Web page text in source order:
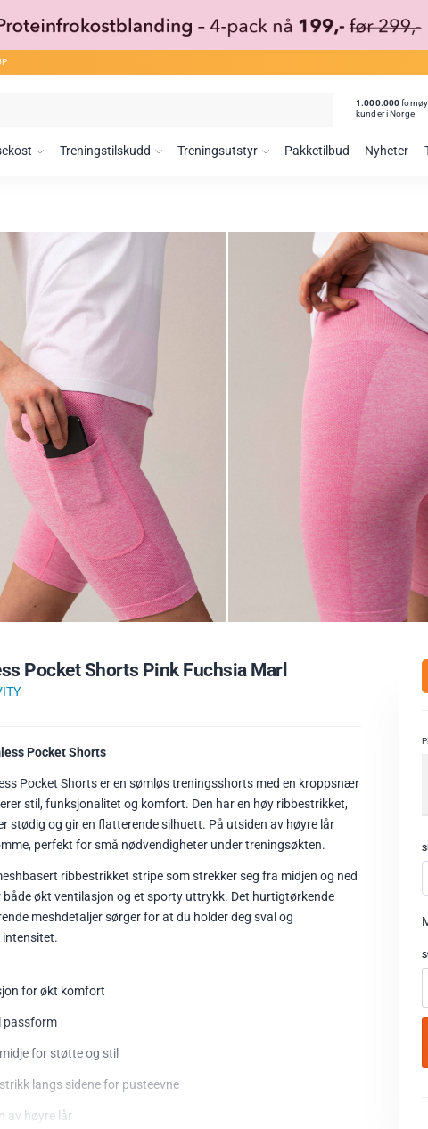
1.000.000
kunder i Norge
Treningstilskudd Treningsutstyr Pakketilbud Nyheter
Pocket Shorts Pink Fuchsia Marl
Pocket Shorts
Pocket Shorts er en sømløs treningsshorts med en kroppsnær
stil, funksjonalitet og komfort. Den har en høy ribbestrikket,
stødig og gir en flatterende silhuett. På utsiden av høyre lår
perfekt for små nødvendigheter under treningsøkten.
ribbestrikket stripe som strekker seg fra midjen og ned
både økt ventilasjon og et sporty uttrykk. Det hurtigtørkende
meshdetaljer sørger for at du holder deg sval og
for økt komfort
passform
for støtte og stil
langs sidene for pusteevne
av høyre lår